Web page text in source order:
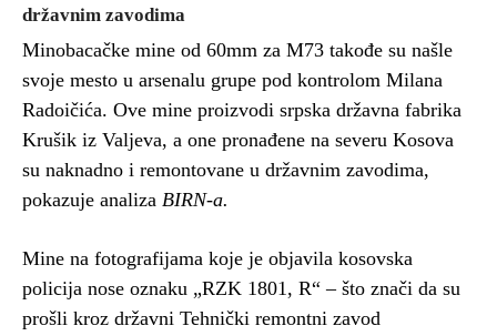
državnim zavodima
Minobacačke mine od 60mm za M73 takođe su našle
svoje mesto u arsenalu grupe pod kontrolom Milana
Radoičića. Ove mine proizvodi srpska državna fabrika
Krušik iz Valjeva, a one pronađene na severu Kosova
su naknadno i remontovane u državnim zavodima,
pokazuje analiza BIRN-a.
Mine na fotografijama koje je objavila kosovska
policija nose oznaku „RZK 1801, R“ – što znači da su
prošli kroz državni Tehnički remontni zavod